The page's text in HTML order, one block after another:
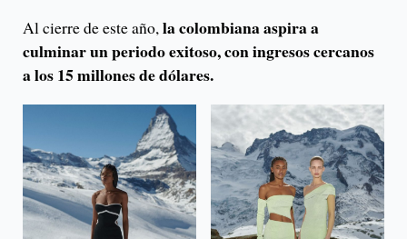
Al cierre de este año,la colombiana aspira a
culminar un periodo exitoso, con ingresos cercanos
a los 15 millones de dólares.